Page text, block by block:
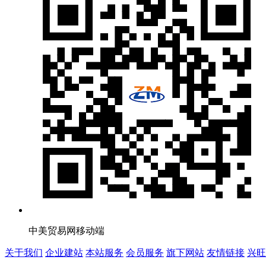
中美贸易网移动端
关于我们 企业建站 本站服务 会员服务 旗下网站 友情链接 兴